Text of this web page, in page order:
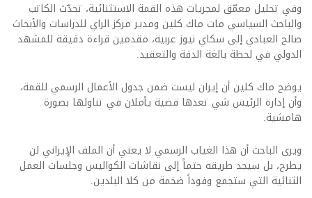
وفي تحليل معمّق لمجريات هذه القمة الاستثنائية، تحدّث الكاتب
والباحث السياسي مات ماك كلين ومدير مركز الراي للدراسات والأبحاث
صالح العبادي إلى سكاي نيوز عربية، مقدمين قراءة دقيقة للمشهد
الدولي في لحظة بالغة الدقة والتعقيد.
يوضح ماك كلين أن إيران ليست ضمن جدول الأعمال الرسمي للقمة،
وأن إدارة الرئيس شي تعدها قضية يأملان في تناولها بصورة
هامشية.
ويرى الباحث أن هذا الغياب الرسمي لا يعني أن الملف الإيراني لن
يطرح، بل سيجد طريقه حتماً إلى نقاشات الكواليس وجلسات العمل
الثنائية التي ستجمع وفوداً ضخمة من كلا البلدين.